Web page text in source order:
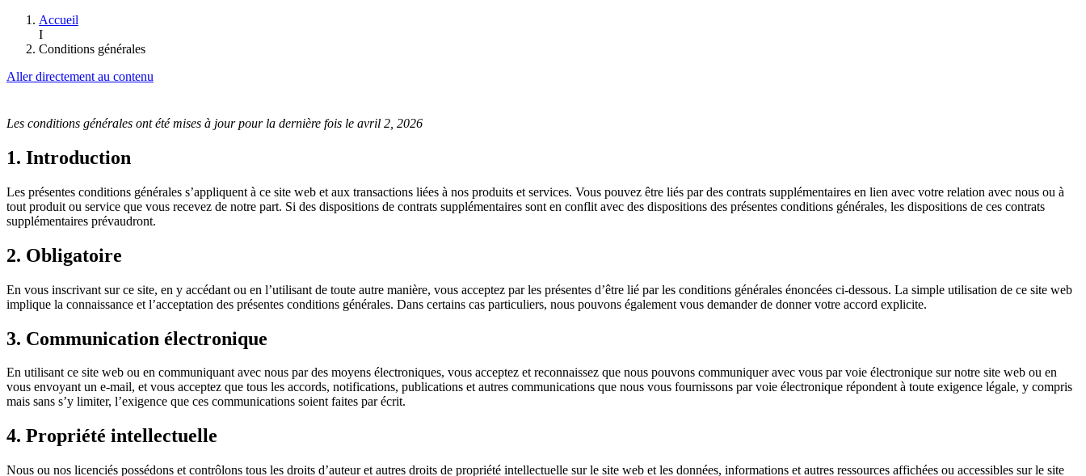
Accueil
I
Conditions générales
Aller directement au contenu
Les conditions générales ont été mises à jour pour la dernière fois le avril 2, 2026
1. Introduction
Les présentes conditions générales s’appliquent à ce site web et aux transactions liées à nos produits et services. Vous pouvez être liés par des contrats supplémentaires en lien avec votre relation avec nous ou à
tout produit ou service que vous recevez de notre part. Si des dispositions de contrats supplémentaires sont en conflit avec des dispositions des présentes conditions générales, les dispositions de ces contrats
supplémentaires prévaudront.
2. Obligatoire
En vous inscrivant sur ce site, en y accédant ou en l’utilisant de toute autre manière, vous acceptez par les présentes d’être lié par les conditions générales énoncées ci-dessous. La simple utilisation de ce site web
implique la connaissance et l’acceptation des présentes conditions générales. Dans certains cas particuliers, nous pouvons également vous demander de donner votre accord explicite.
3. Communication électronique
En utilisant ce site web ou en communiquant avec nous par des moyens électroniques, vous acceptez et reconnaissez que nous pouvons communiquer avec vous par voie électronique sur notre site web ou en
vous envoyant un e-mail, et vous acceptez que tous les accords, notifications, publications et autres communications que nous vous fournissons par voie électronique répondent à toute exigence légale, y compris
mais sans s’y limiter, l’exigence que ces communications soient faites par écrit.
4. Propriété intellectuelle
Nous ou nos licenciés possédons et contrôlons tous les droits d’auteur et autres droits de propriété intellectuelle sur le site web et les données, informations et autres ressources affichées ou accessibles sur le site